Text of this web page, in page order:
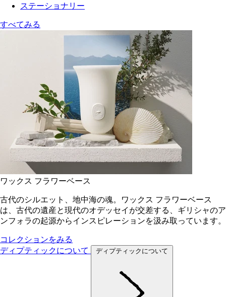
ステーショナリー
すべてみる
ワックス フラワーベース
古代のシルエット、地中海の魂。ワックス フラワーベース
は、古代の遺産と現代のオデッセイが交差する、ギリシャのア
ンフォラの起源からインスピレーションを汲み取っています。
コレクションをみる
ディプティックについて
ディプティックについて